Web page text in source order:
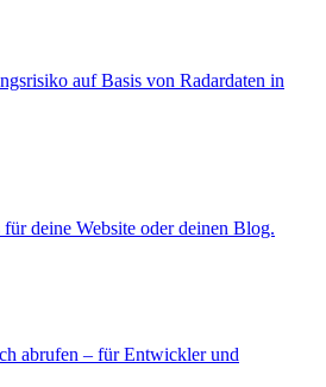
auf Basis von Radardaten in
deine Website oder deinen Blog.
abrufen – für Entwickler und